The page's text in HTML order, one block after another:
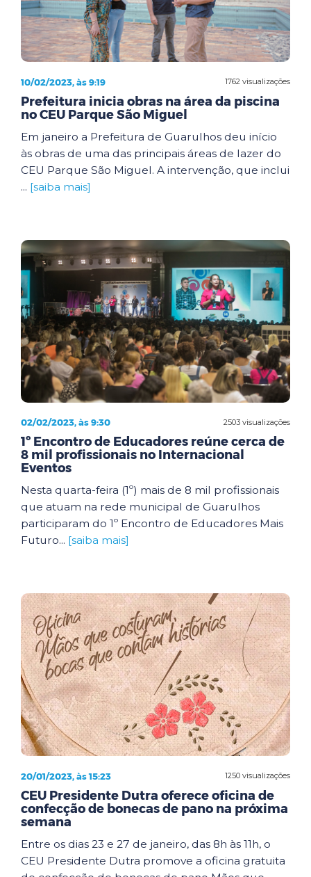
1762 visualizações
10/02/2023, às 9:19
Prefeitura inicia obras na área da piscina
no CEU Parque São Miguel
Em janeiro a Prefeitura de Guarulhos deu início
às obras de uma das principais áreas de lazer do
CEU Parque São Miguel. A intervenção, que inclui
... [saiba mais]
2503 visualizações
02/02/2023, às 9:30
1º Encontro de Educadores reúne cerca de
8 mil profissionais no Internacional
Eventos
Nesta quarta-feira (1º) mais de 8 mil profissionais
que atuam na rede municipal de Guarulhos
participaram do 1º Encontro de Educadores Mais
Futuro... [saiba mais]
1250 visualizações
20/01/2023, às 15:23
CEU Presidente Dutra oferece oficina de
confecção de bonecas de pano na próxima
semana
Entre os dias 23 e 27 de janeiro, das 8h às 11h, o
CEU Presidente Dutra promove a oficina gratuita